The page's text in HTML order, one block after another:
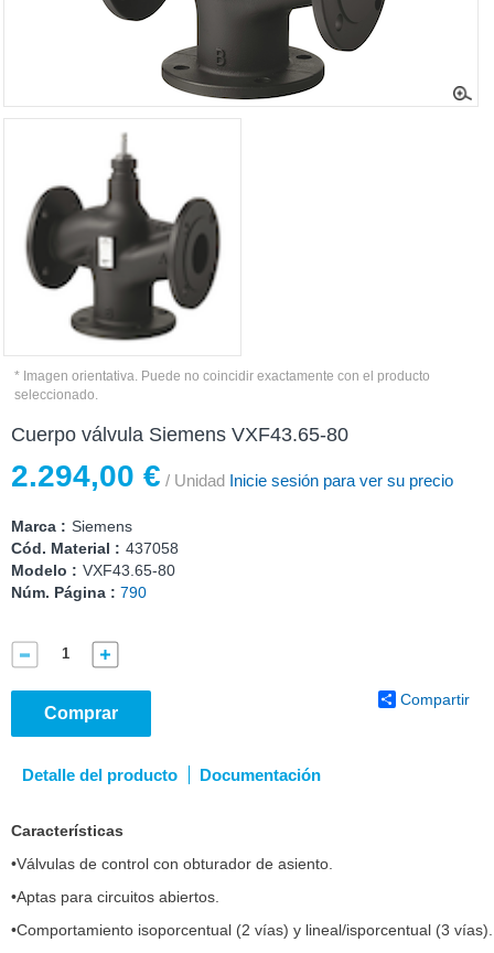
* Imagen orientativa. Puede no coincidir exactamente con el producto
seleccionado.
Cuerpo válvula Siemens VXF43.65-80
2.294,00 € / Unidad Inicie sesión para ver su precio
Marca : Siemens
Cód. Material : 437058
Modelo : VXF43.65-80
Núm. Página : 790
Comprar
Compartir
Detalle del producto Documentación
Características
•Válvulas de control con obturador de asiento.
•Aptas para circuitos abiertos.
•Comportamiento isoporcentual (2 vías) y lineal/isporcentual (3 vías).